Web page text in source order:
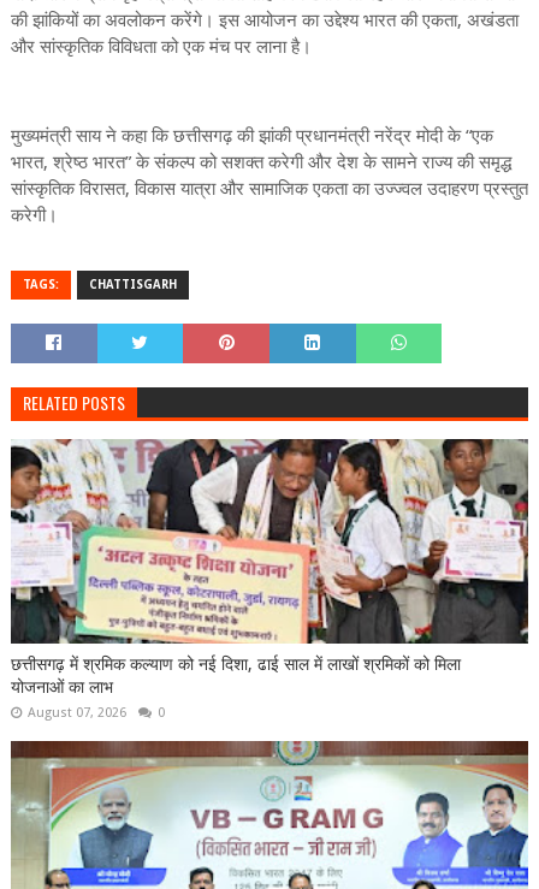
की झांकियों का अवलोकन करेंगे। इस आयोजन का उद्देश्य भारत की एकता, अखंडता
और सांस्कृतिक विविधता को एक मंच पर लाना है।
मुख्यमंत्री साय ने कहा कि छत्तीसगढ़ की झांकी प्रधानमंत्री नरेंद्र मोदी के “एक
भारत, श्रेष्ठ भारत” के संकल्प को सशक्त करेगी और देश के सामने राज्य की समृद्ध
सांस्कृतिक विरासत, विकास यात्रा और सामाजिक एकता का उज्ज्वल उदाहरण प्रस्तुत
करेगी।
TAGS: CHATTISGARH
RELATED POSTS
छत्तीसगढ़ में श्रमिक कल्याण को नई दिशा, ढाई साल में लाखों श्रमिकों को मिला
योजनाओं का लाभ
August 07, 2026 0